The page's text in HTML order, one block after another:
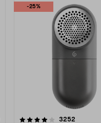
-25%
3252
4.5av 5 stjärnor